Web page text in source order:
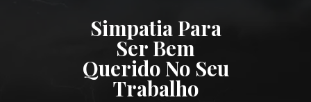
Simpatia Para
Ser Bem
Querido No Seu
Trabalho